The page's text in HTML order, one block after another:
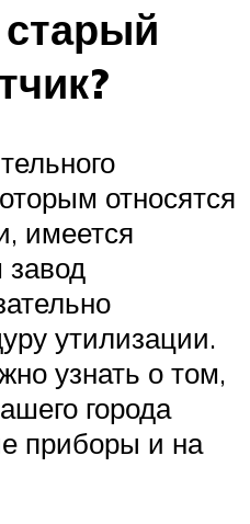
относятся
имеется
завод
утилизации.
узнать о том,
города
приборы и на